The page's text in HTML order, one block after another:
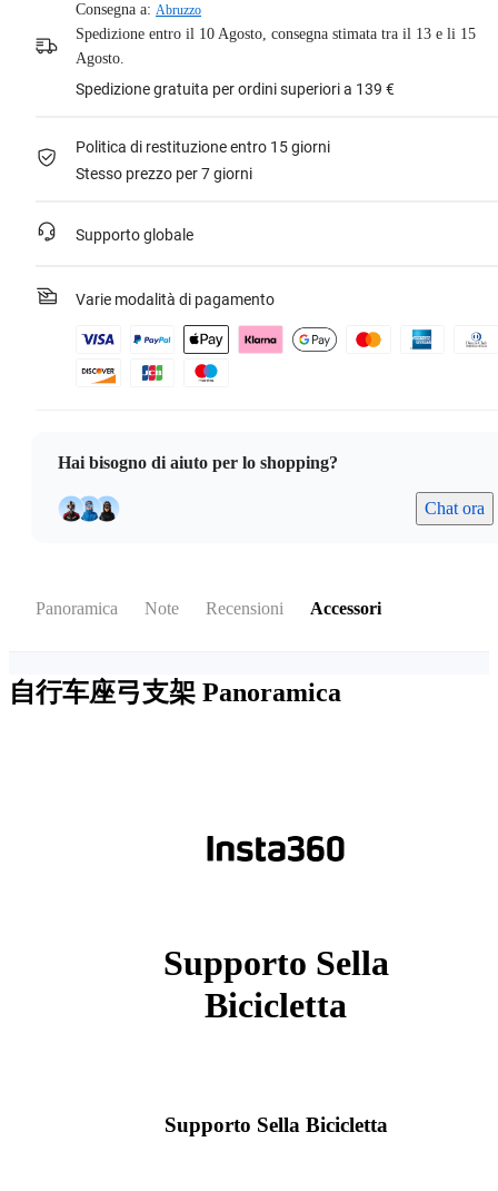
Consegna a: Abruzzo
Spedizione entro il 10 Agosto, consegna stimata tra il 13 e li 15
Agosto.
Spedizione gratuita per ordini superiori a 139 €
Politica di restituzione entro 15 giorni
Stesso prezzo per 7 giorni
Supporto globale
Varie modalità di pagamento
Hai bisogno di aiuto per lo shopping?
Chat ora
Panoramica Note Recensioni Accessori
自行车座弓支架 Panoramica
Supporto Sella
Bicicletta
Supporto Sella Bicicletta